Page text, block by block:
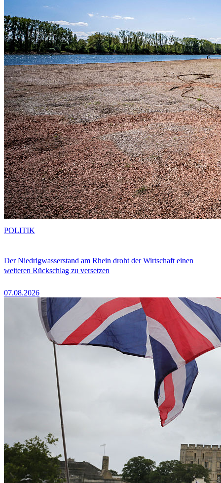
Der Niedrigwasserstand am Rhein droht der Wirtschaft einen
weiteren Rückschlag zu versetzen
07.08.2026
POLITIK